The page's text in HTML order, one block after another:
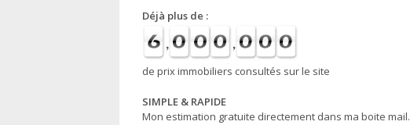
Déjà plus de :
de prix immobiliers consultés sur le site
SIMPLE & RAPIDE
Mon estimation gratuite directement dans ma boite mail.